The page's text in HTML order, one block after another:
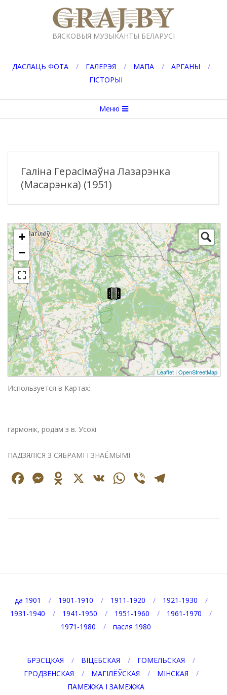
GRAJ.BY
ВЯСКОВЫЯ МУЗЫКАНТЫ БЕЛАРУСІ
ДАСЛАЦЬ ФОТА ГАЛЕРЭЯ МАПА
АРГАНЫ
ГІСТОРЫІ
меню
Меню
Галіна Герасімаўна Лазарэнка
(Масарэнка) (1951)
+
−
Leaflet | OpenStreetMap
Используется в Картах:
гармонік, родам з в. Усохі
ПАДЗЯЛІСЯ З СЯБРАМІ І ЗНАЁМЫМІ
Facebook
Messenger
Odnoklassniki
X VK WhatsApp
Viber
да 1901 1901-1910 1911-1920
1921-1930
1931-1940
1941-1950 1951-1960
1961-1970
1971-1980
пасля 1980
БРЭСЦКАЯ ВІЦЕБСКАЯ
ГОМЕЛЬСКАЯ
ГРОДЗЕНСКАЯ
МАГІЛЁЎСКАЯ
МІНСКАЯ
ПАМЕЖЖА І ЗАМЕЖЖА